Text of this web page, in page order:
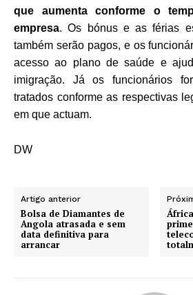
que aumenta conforme o
empresa. Os bónus e as férias
também serão pagos, e os
acesso ao plano de saúde e
imigração. Já os funcionários
tratados conforme as respectivas
em que actuam.
DW
Artigo anterior
Bolsa de Diamantes de
Angola atrasada e sem
data definitiva para
arrancar